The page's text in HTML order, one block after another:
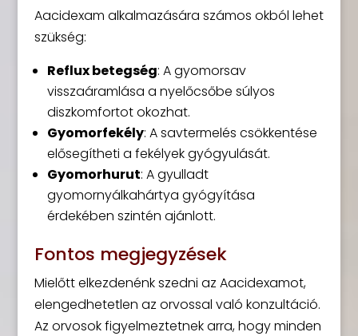
Aacidexam alkalmazására számos okból lehet
szükség:
Reflux betegség: A gyomorsav
visszaáramlása a nyelőcsőbe súlyos
diszkomfortot okozhat.
Gyomorfekély: A savtermelés csökkentése
elősegítheti a fekélyek gyógyulását.
Gyomorhurut: A gyulladt
gyomornyálkahártya gyógyítása
érdekében szintén ajánlott.
Fontos megjegyzések
Mielőtt elkezdenénk szedni az Aacidexamot,
elengedhetetlen az orvossal való konzultáció.
Az orvosok figyelmeztetnek arra, hogy minden